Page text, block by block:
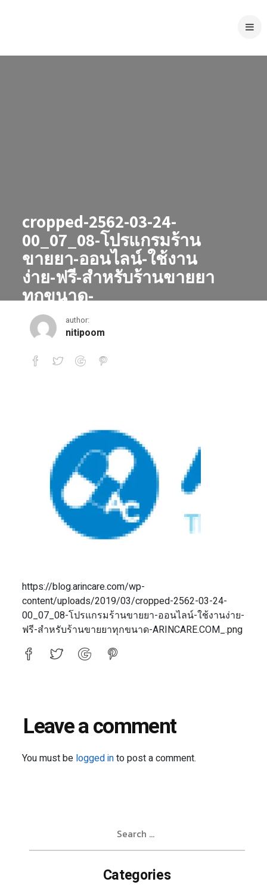
cropped-2562-03-24-
00_07_08-โปรแกรมร้าน
ขายยา-ออนไลน์-ใช้งาน
ง่าย-ฟรี-สำหรับร้านขายยา
ทุกขนาด-
ARINCARE.COM_.png
author:
nitipoom
https://blog.arincare.com/wp-
content/uploads/2019/03/cropped-2562-03-24-
00_07_08-โปรแกรมร้านขายยา-ออนไลน์-ใช้งานง่าย-
ฟรี-สำหรับร้านขายยาทุกขนาด-ARINCARE.COM_.png
Leave a comment
You must be logged into post a comment.
Categories